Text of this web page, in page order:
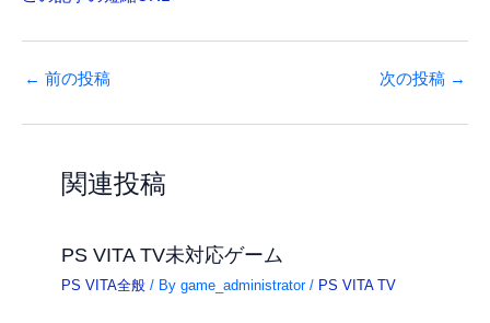
← 前の投稿 次の投稿 →
関連投稿
PS VITA TV未対応ゲーム
PS VITA全般 / Bygame_administrator/ PS VITA TV